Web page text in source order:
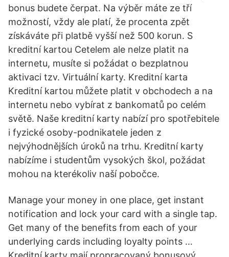
bonus budete čerpat. Na výběr máte ze tří
možností, vždy ale platí, že procenta zpět
získáváte při platbě vyšší než 500 korun. S
kreditní kartou Cetelem ale nelze platit na
internetu, musíte si požádat o bezplatnou
aktivaci tzv. Virtuální karty. Kreditní karta
Kreditní kartou můžete platit v obchodech a na
internetu nebo vybírat z bankomatů po celém
světě. Naše kreditní karty nabízí pro spotřebitele
i fyzické osoby-podnikatele jeden z
nejvýhodnějších úroků na trhu. Kreditní karty
nabízíme i studentům vysokých škol, požádat
mohou na kterékoliv naší pobočce.
Manage your money in one place, get instant
notification and lock your card with a single tap.
Get many of the benefits from each of your
underlying cards including loyalty points …